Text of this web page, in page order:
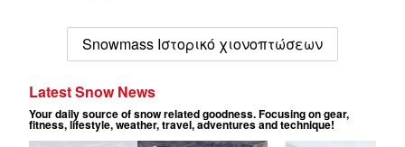
Snowmass Ιστορικό χιονοπτώσεων